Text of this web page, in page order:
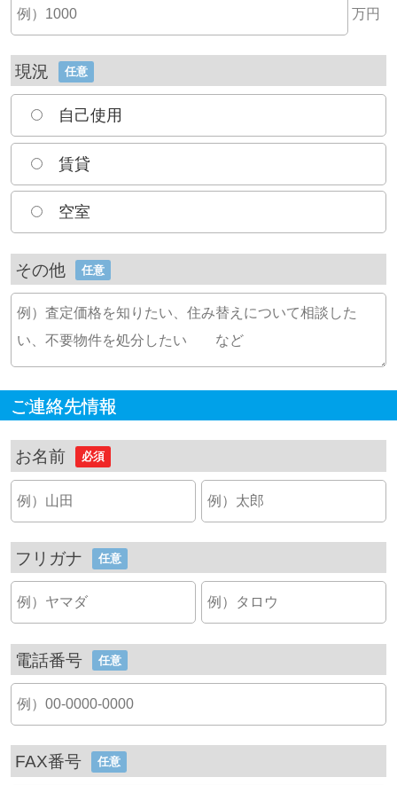
万円
現況 任意
自己使用
賃貸
空室
その他 任意
ご連絡先情報
お名前 必須
フリガナ 任意
電話番号 任意
FAX番号 任意